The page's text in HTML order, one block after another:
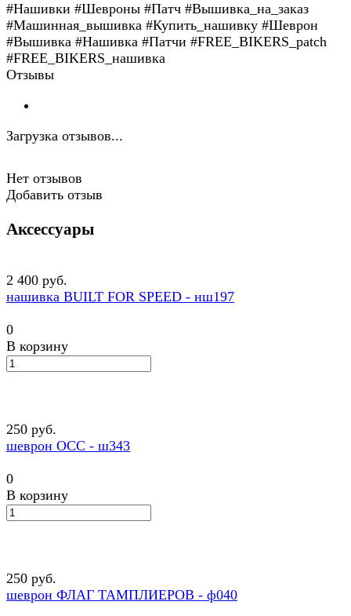
#Нашивки #Шевроны #Патч #Вышивка_на_заказ
#Машинная_вышивка #Купить_нашивку #Шеврон
#Вышивка #Нашивка #Патчи #FREE_BIKERS_patch
#FREE_BIKERS_нашивка
Отзывы
Загрузка отзывов...
Нет отзывов
Добавить отзыв
Аксессуары
2 400 руб.
нашивка BUILT FOR SPEED - нш197
0
В корзину
250 руб.
шеврон OCC - ш343
0
В корзину
250 руб.
шеврон ФЛАГ ТАМПЛИЕРОВ - ф040